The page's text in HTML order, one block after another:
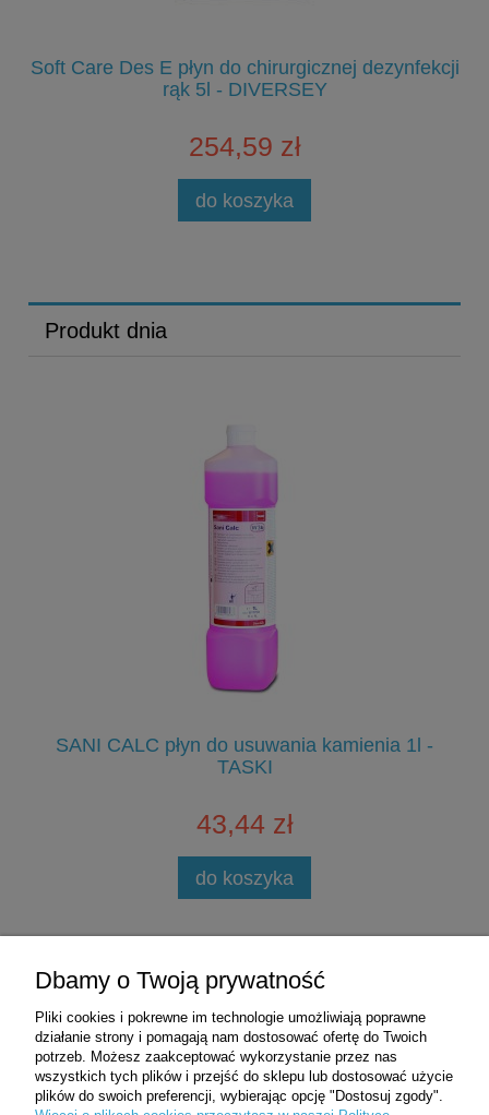
Soft Care Des E płyn do chirurgicznej dezynfekcji
rąk 5l - DIVERSEY
254,59 zł
do koszyka
Produkt dnia
SANI CALC płyn do usuwania kamienia 1l -
TASKI
43,44 zł
do koszyka
Zakupy
Pomoc
Moje konto
Dbamy o Twoją prywatność
Pliki cookies i pokrewne im technologie umożliwiają poprawne
działanie strony i pomagają nam dostosować ofertę do Twoich
potrzeb. Możesz zaakceptować wykorzystanie przez nas
wszystkich tych plików i przejść do sklepu lub dostosować użycie
plików do swoich preferencji, wybierając opcję "Dostosuj zgody".